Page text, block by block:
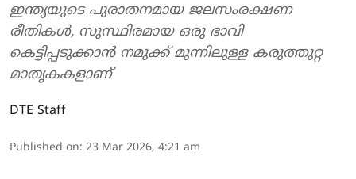
ഇന്ത്യയുടെ പുരാതനമായ ജലസംരക്ഷണ
രീതികൾ, സുസ്ഥിരമായ ഒരു ഭാവി
കെട്ടിപ്പടുക്കാൻ നമുക്ക് മുന്നിലുള്ള കരുത്തുറ്റ
മാതൃകകളാണ്
DTE Staff
Published on: 23 Mar 2026, 4:21 am